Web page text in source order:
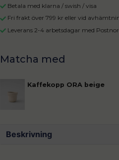
Betala med klarna / swish / visa
Fri frakt över 799 kr eller vid
Leverans 2-4 arbetsdagar med
Kaffekopp ORA beige
Beskrivning